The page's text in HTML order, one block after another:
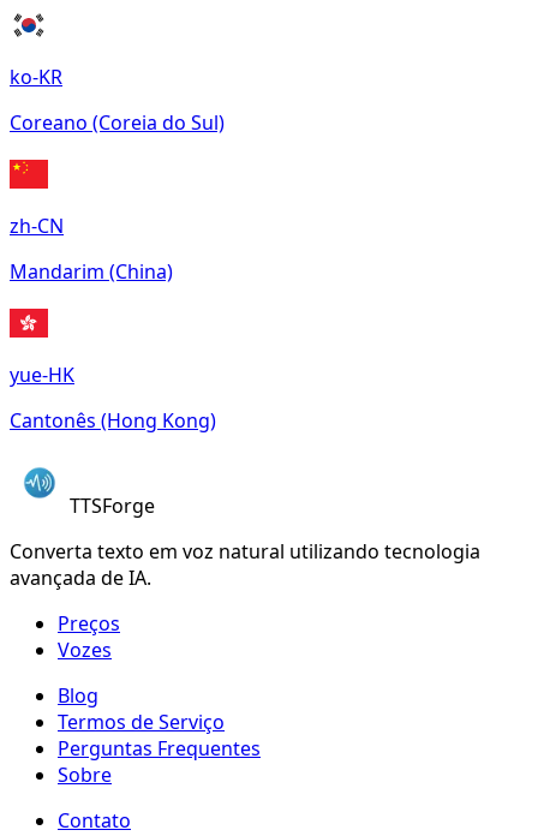
ko-KR
Coreano (Coreia do Sul)
zh-CN
Mandarim (China)
yue-HK
Cantonês (Hong Kong)
TTSForge
Converta texto em voz natural utilizando tecnologia
avançada de IA.
Preços
Vozes
Blog
Termos de Serviço
Perguntas Frequentes
Sobre
Contato